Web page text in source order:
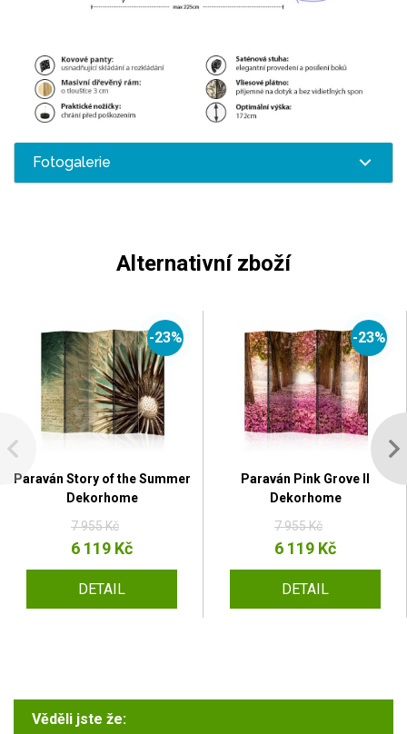
Fotogalerie
Alternativní zboží
-23%
Paraván Story of the Summer
Dekorhome
7 955 Kč
6 119 Kč
DETAIL
-23%
Paraván Pink Grove II
Dekorhome
7 955 Kč
6 119 Kč
DETAIL
Věděli jste že: